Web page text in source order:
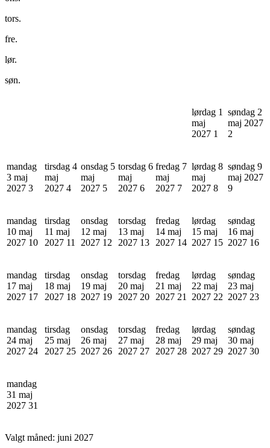
tors.
fre.
lør.
søn.
lørdag 1
maj
2027 1
søndag 2
maj 2027
2
mandag
3 maj
2027 3
tirsdag 4
maj
2027 4
onsdag 5
maj
2027 5
torsdag 6
maj
2027 6
fredag 7
maj
2027 7
lørdag 8
maj
2027 8
søndag 9
maj 2027
9
mandag
10 maj
2027 10
tirsdag
11 maj
2027 11
onsdag
12 maj
2027 12
torsdag
13 maj
2027 13
fredag
14 maj
2027 14
lørdag
15 maj
2027 15
søndag
16 maj
2027 16
mandag
17 maj
2027 17
tirsdag
18 maj
2027 18
onsdag
19 maj
2027 19
torsdag
20 maj
2027 20
fredag
21 maj
2027 21
lørdag
22 maj
2027 22
søndag
23 maj
2027 23
mandag
24 maj
2027 24
tirsdag
25 maj
2027 25
onsdag
26 maj
2027 26
torsdag
27 maj
2027 27
fredag
28 maj
2027 28
lørdag
29 maj
2027 29
søndag
30 maj
2027 30
mandag
31 maj
2027 31
Valgt måned: juni 2027